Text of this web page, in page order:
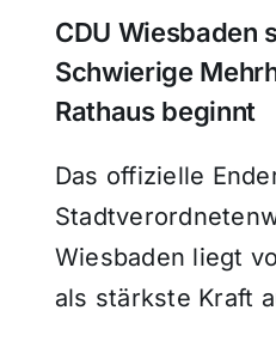
CDU Wiesbaden
Schwierige
Rathaus beginnt
Das offizielle
Wiesbaden liegt
als stärkste Kraft